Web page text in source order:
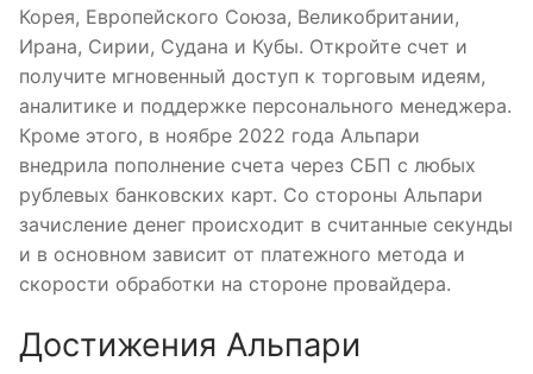
Корея, Европейского Союза, Великобритании,
Ирана, Сирии, Судана и Кубы. Откройте счет и
получите мгновенный доступ к торговым идеям,
аналитике и поддержке персонального менеджера.
Кроме этого, в ноябре 2022 года Альпари
внедрила пополнение счета через СБП с любых
рублевых банковских карт. Со стороны Альпари
зачисление денег происходит в считанные секунды
и в основном зависит от платежного метода и
скорости обработки на стороне провайдера.
Достижения Альпари